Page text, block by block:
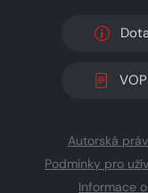
VOP
Autorská
Podmínky pro
Informace